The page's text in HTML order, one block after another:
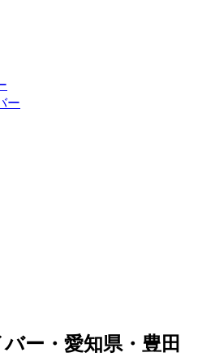
ー
ー・愛知県・豊田